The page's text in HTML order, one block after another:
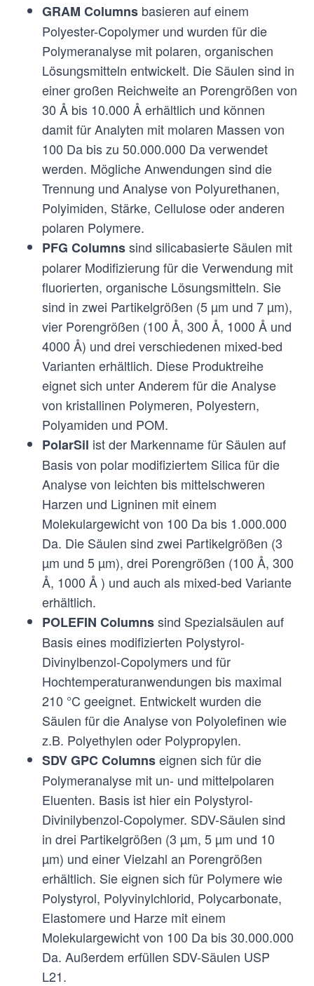
GRAM Columns basieren auf einem
Polyester-Copolymer und wurden für die
Polymeranalyse mit polaren, organischen
Lösungsmitteln entwickelt. Die Säulen sind in
einer großen Reichweite an Porengrößen von
30 Å bis 10.000 Å erhältlich und können
damit für Analyten mit molaren Massen von
100 Da bis zu 50.000.000 Da verwendet
werden. Mögliche Anwendungen sind die
Trennung und Analyse von Polyurethanen,
Polyimiden, Stärke, Cellulose oder anderen
polaren Polymere.
PFG Columnssind silicabasierte Säulen mit
polarer Modifizierung für die Verwendung mit
fluorierten, organische Lösungsmitteln. Sie
sind in zwei Partikelgrößen (5 µm und 7 µm),
vier Porengrößen (100 Å, 300 Å, 1000 Å und
4000 Å) und drei verschiedenen mixed-bed
Varianten erhältlich. Diese Produktreihe
eignet sich unter Anderem für die Analyse
von kristallinen Polymeren, Polyestern,
Polyamiden und POM.
PolarSil ist der Markenname für Säulen auf
Basis von polar modifiziertem Silica für die
Analyse von leichten bis mittelschweren
Harzen und Ligninen mit einem
Molekulargewicht von 100 Da bis 1.000.000
Da. Die Säulen sind zwei Partikelgrößen (3
µm und 5 µm), drei Porengrößen (100 Å, 300
Å, 1000 Å ) und auch als mixed-bed Variante
erhältlich.
POLEFIN Columnssind Spezialsäulen auf
Basis eines modifizierten Polystyrol-
Divinylbenzol-Copolymers und für
Hochtemperaturanwendungen bis maximal
210 °C geeignet. Entwickelt wurden die
Säulen für die Analyse von Polyolefinen wie
z.B. Polyethylen oder Polypropylen.
SDV GPC Columnseignen sich für die
Polymeranalyse mit un- und mittelpolaren
Eluenten. Basis ist hier ein Polystyrol-
Divinilybenzol-Copolymer. SDV-Säulen sind
in drei Partikelgrößen (3 µm, 5 µm und 10
µm) und einer Vielzahl an Porengrößen
erhältlich. Sie eignen sich für Polymere wie
Polystyrol, Polyvinylchlorid, Polycarbonate,
Elastomere und Harze mit einem
Molekulargewicht von 100 Da bis 30.000.000
Da. Außerdem erfüllen SDV-Säulen USP
L21.